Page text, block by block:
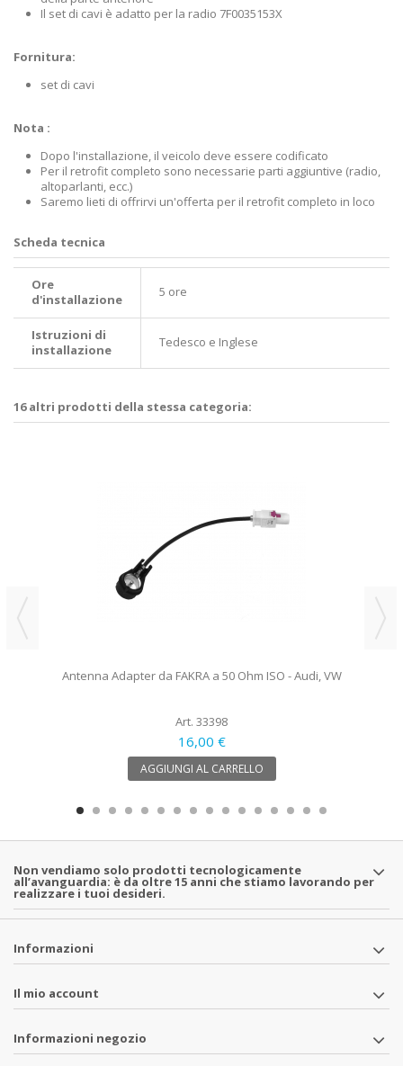
Il set di cavi è adatto per la radio 7F0035153X
Fornitura:
set di cavi
Nota :
Dopo l'installazione, il veicolo deve essere codificato
Per il retrofit completo sono necessarie parti aggiuntive (radio,
altoparlanti, ecc.)
Saremo lieti di offrirvi un'offerta per il retrofit completo in loco
Scheda tecnica
Ore
d'installazione
5 ore
Istruzioni di
installazione
Tedesco e Inglese
16 altri prodotti della stessa categoria:
Antenna Adapter da FAKRA a 50 Ohm ISO - Audi, VW
Art. 33398
16,00 €
AGGIUNGI AL CARRELLO
Non vendiamo solo prodotti tecnologicamente
all’avanguardia: è da oltre 15 anni che stiamo lavorando per
realizzare i tuoi desideri.
Informazioni
Il mio account
Informazioni negozio